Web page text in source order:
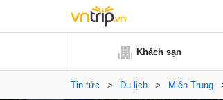
Khách sạn
Tin tức > Du lịch > Miền Trung